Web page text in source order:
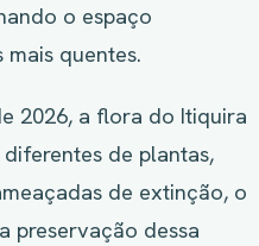
o espaço
quentes.
2026, a flora do Itiquira
de plantas,
de extinção, o
preservação dessa